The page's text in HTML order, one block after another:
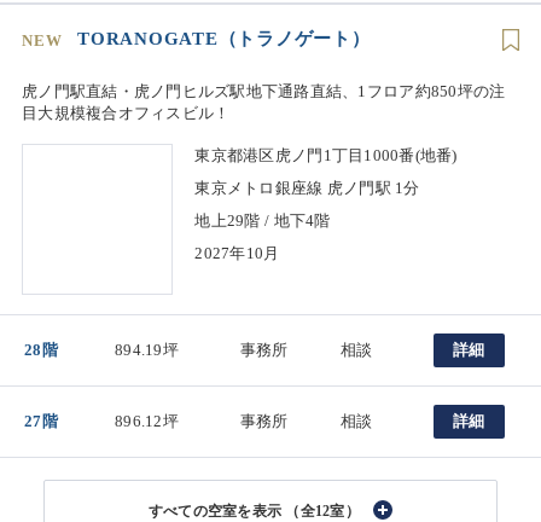
NEW TORANOGATE（トラノゲート）
虎ノ門駅直結・虎ノ門ヒルズ駅地下通路直結、1フロア約850坪の注
目大規模複合オフィスビル！
東京都港区虎ノ門1丁目1000番(地番)
東京メトロ銀座線 虎ノ門駅 1分
地上29階 / 地下4階
2027年10月
28階 894.19坪 事務所 相談 詳細
27階 896.12坪 事務所 相談 詳細
（全12室）